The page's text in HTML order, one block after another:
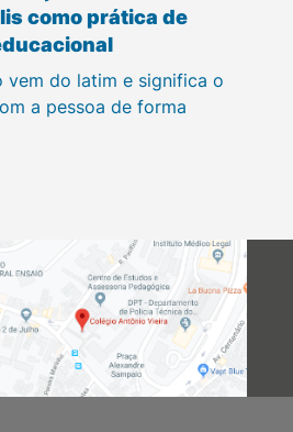
como prática de
vem do latim e significa o
a pessoa de forma